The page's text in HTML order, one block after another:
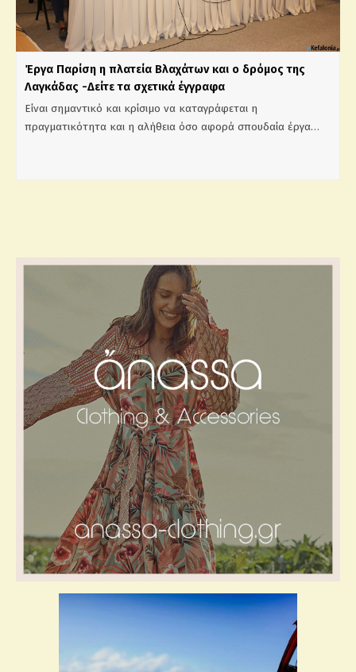
Έργα Παρίση η πλατεία Βλαχάτων και ο δρόμος της
Λαγκάδας -Δείτε τα σχετικά έγγραφα
Είναι σημαντικό και κρίσιμο να καταγράφεται η
πραγματικότητα και η αλήθεια όσο αφορά σπουδαία έργα…